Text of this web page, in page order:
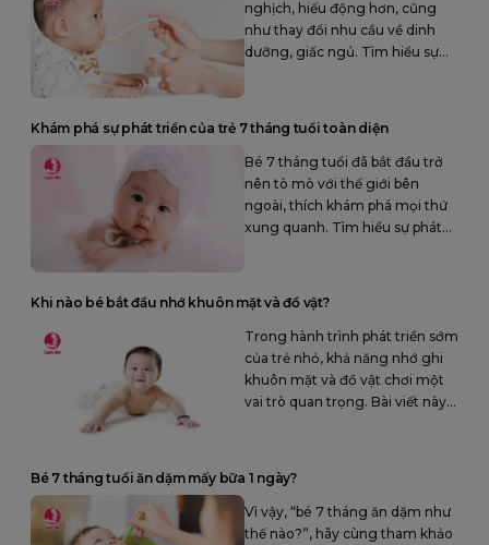
nghịch, hiếu động hơn, cũng
như thay đổi nhu cầu về dinh
dưỡng, giấc ngủ. Tìm hiểu sự
Khám phá sự phát triển của trẻ 7 tháng tuổi toàn diện
Bé 7 tháng tuổi đã bắt đầu trở
nên tò mò với thế giới bên
ngoài, thích khám phá mọi thứ
xung quanh. Tìm hiểu sự phát
Khi nào bé bắt đầu nhớ khuôn mặt và đồ vật?
Trong hành trình phát triển sớm
của trẻ nhỏ, khả năng nhớ ghi
khuôn mặt và đồ vật chơi một
vai trò quan trọng. Bài viết này
thời gian.
Bé 7 tháng tuổi ăn dặm mấy bữa 1 ngày?
Vì vậy, “bé 7 tháng ăn dặm như
thế nào?”, hãy cùng tham khảo